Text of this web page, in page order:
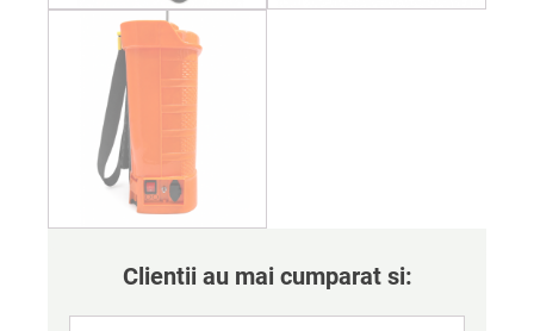
Clientii au mai cumparat si: